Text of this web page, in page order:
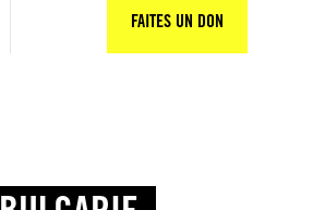
FAITES UN DON